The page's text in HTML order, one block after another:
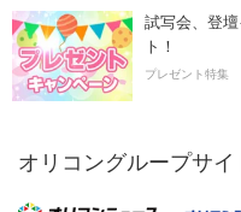
試写会、登
ト！
プレゼント特集
オリコングループサイ